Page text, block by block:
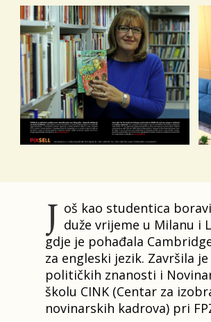
J oš kao studentica
duže vrijeme u Milanu i
gdje je pohađala
za engleski jezik. Završila
političkih znanosti i
školu CINK (Centar za
novinarskih kadrova) pri